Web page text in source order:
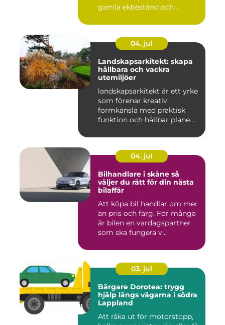
gamla ekbestånd och
04. jul
Landskapsarkitekt: skapa
hållbara och vackra
utemiljöer
landskapsarkitekt är ett yrke
som förenar kreativ
formkänsla med praktisk
funktion och hållbar plane...
04. jul
Bilhandlare i skåne så
väljer du rätt för din nästa
bilaffär
Att köpa bil handlar om mer
än pris och färg. För många
är bilen en vardagspartner
som ska fungera v...
03. jul
Bärgare Dorotea: trygg
hjälp längs vägarna i södra
Lappland
Att råka ut för motorstopp,